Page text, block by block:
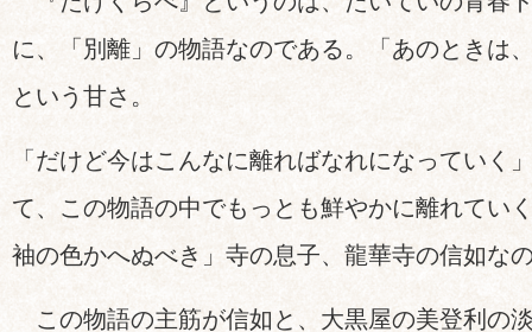
に、「別離」の物語なのである。「あのときは
という甘さ。
「だけど今はこんなに離ればなれになっていく
て、この物語の中でもっとも鮮やかに離れてい
袖の色かへぬべき」寺の息子、龍華寺の信如な
この物語の主筋が信如と、大黒屋の美登利の